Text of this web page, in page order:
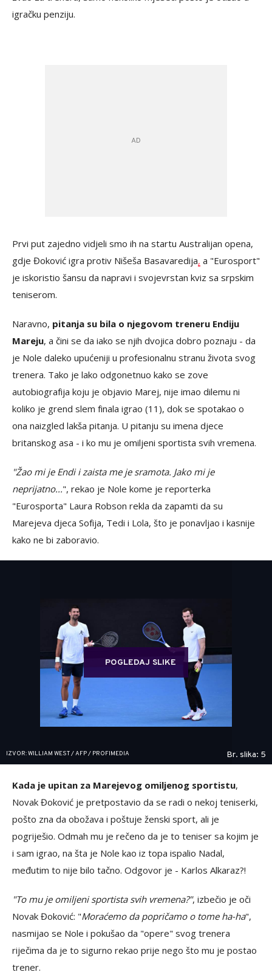
igračku penziju.
Prvi put zajedno vidjeli smo ih na startu Australijan opena,
gdje Đoković igra protiv Nišeša Basavaredija, a "Eurosport"
je iskoristio šansu da napravi i svojevrstan kviz sa srpskim
teniserom.
Naravno, pitanja su bila o njegovom treneru Endiju
Mareju, a čini se da iako se njih dvojica dobro poznaju - da
je Nole daleko upućeniji u profesionalnu stranu života svog
trenera. Tako je lako odgonetnuo kako se zove
autobiografija koju je objavio Marej, nije imao dilemu ni
koliko je grend slem finala igrao (11), dok se spotakao o
ona naizgled lakša pitanja. U pitanju su imena djece
britanskog asa - i ko mu je omiljeni sportista svih vremena.
"Žao mi je Endi i zaista me je sramota. Jako mi je
neprijatno...", rekao je Nole kome je reporterka
"Eurosporta" Laura Robson rekla da zapamti da su
Marejeva djeca Sofija, Tedi i Lola, što je ponavljao i kasnije
kako ne bi zaboravio.
POGLEDAJ SLIKE
IZVOR: WILLIAM WEST / AFP / PROFIMEDIA Br. slika: 5
Kada je upitan za Marejevog omiljenog sportistu,
Novak Đoković je pretpostavio da se radi o nekoj teniserki,
pošto zna da obožava i poštuje ženski sport, ali je
pogriješio. Odmah mu je rečeno da je to teniser sa kojim je
i sam igrao, na šta je Nole kao iz topa ispalio Nadal,
međutim to nije bilo tačno. Odgovor je - Karlos Alkaraz?!
"To mu je omiljeni sportista svih vremena?", izbečio je oči
Novak Đoković: "Moraćemo da popričamo o tome ha-ha",
nasmijao se Nole i pokušao da "opere" svog trenera
riječima da je to sigurno rekao prije nego što mu je postao
trener.